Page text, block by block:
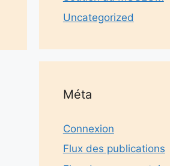
Uncategorized
Méta
Connexion
Flux des publications